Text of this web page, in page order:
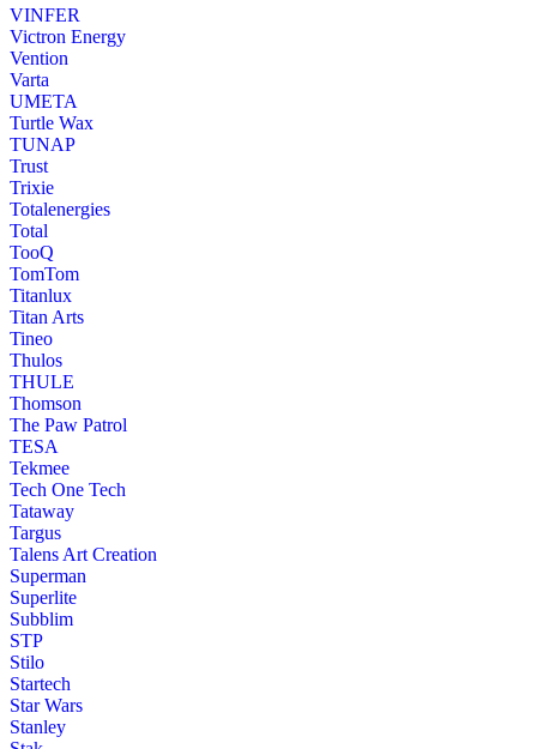
VINFER
Victron Energy
Vention
Varta
UMETA
Turtle Wax
TUNAP
Trust
Trixie
Totalenergies
Total
TooQ
TomTom
Titanlux
Titan Arts
Tineo
Thulos
THULE
Thomson
The Paw Patrol
TESA
Tekmee
Tech One Tech
Tataway
Targus
Talens Art Creation
Superman
Superlite
Subblim
STP
Stilo
Startech
Star Wars
Stanley